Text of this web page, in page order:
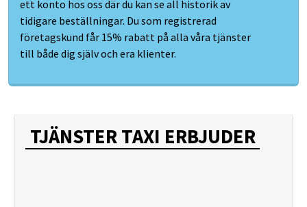
ett konto hos oss där du kan se all historik av
tidigare beställningar. Du som registrerad
företagskund får 15% rabatt på alla våra tjänster
till både dig själv och era klienter.
TJÄNSTER TAXI ERBJUDER